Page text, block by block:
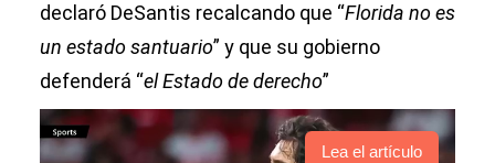
declaró DeSantis recalcando que “Florida no es
un estado santuario” y que su gobierno
defenderá “el Estado de derecho”
Lea el artículo